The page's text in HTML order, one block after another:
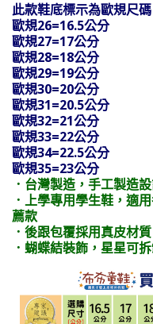
此款鞋底標示為歐規尺
歐規26=16.5公分
歐規27=17公分
歐規28=18公分
歐規29=19公分
歐規30=20公分
歐規31=20.5公分
歐規32=21公分
歐規33=22公分
歐規34=22.5公分
歐規35=23公分
．台灣製造，手工製造
．上學專用學生鞋，適
薦款
．後跟包覆採用真皮材
．蝴蝶結裝飾，星星可